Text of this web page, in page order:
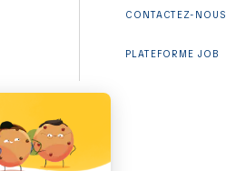
CONTACTEZ-NOUS
PLATEFORME JOB